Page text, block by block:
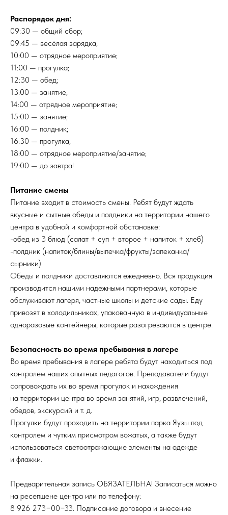
Распорядок дня:
09:30 — общий сбор;
09:45 — весёлая зарядка;
10:00 — отрядное мероприятие;
11:00 — прогулка;
12:30 — обед;
13:00 — занятие;
14:00 — отрядное мероприятие;
15:00 — занятие;
16:00 — полдник;
16:30 — прогулка;
18:00 — отрядное мероприятие/занятие;
19:00 — до завтра!
Питание смены
Питание входит в стоимость смены. Ребят будут ждать
вкусные и сытные обеды и полдники на территории нашего
центра в удобной и комфортной обстановке:
-обед из 3 блюд (салат + суп + второе + напиток + хлеб)
-полдник (напиток/блины/выпечка/фрукты/запеканка/
сырники)
Обеды и полдники доставляются ежедневно. Вся продукция
производится нашими надежными партнерами, которые
обслуживают лагеря, частные школы и детские сады. Еду
привозят в холодильниках, упакованную в индивидуальные
одноразовые контейнеры, которые разогреваются в центре.
Безопасность во время пребывания в лагере
Во время пребывания в лагере ребята будут находиться под
контролем наших опытных педагогов. Преподаватели будут
сопровождать их во время прогулок и нахождения
на территории центра во время занятий, игр, развлечений,
обедов, экскурсий и т. д.
Прогулки будут проходить на территории парка Яузы под
контролем и чутким присмотром вожатых, а также будут
использоваться светоотражающие элементы на одежде
и флажки.
Предварительная запись ОБЯЗАТЕЛЬНА! Записаться можно
на ресепшене центра или по телефону:
8 926 273−00−33. Подписание договора и внесение